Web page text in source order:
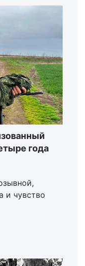
года
и чувство